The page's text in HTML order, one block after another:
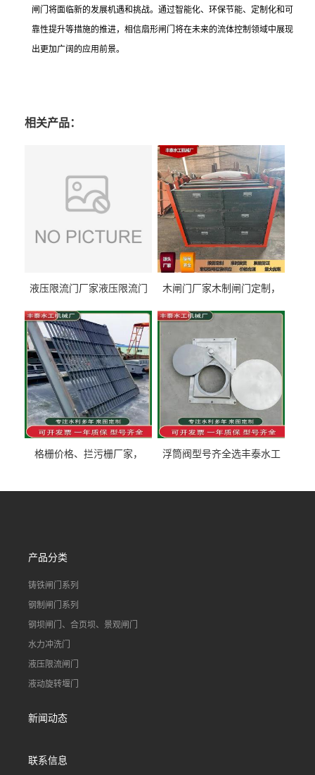
闸门将面临新的发展机遇和挑战。通过智能化、环保节能、定制化和可
靠性提升等措施的推进，相信扇形闸门将在未来的流体控制领域中展现
出更加广阔的应用前景。
相关产品：
液压限流门厂家液压限流门
泰制造
木闸门厂家木制闸门定制，
型号齐全
格栅价格、拦污栅厂家，
浮筒阀型号齐全选丰泰水工
道水库电站污水处理钢制闸
产品分类
铸铁闸门系列
钢制闸门系列
钢坝闸门、合页坝、景观闸门
水力冲洗门
液压限流闸门
液动旋转堰门
新闻动态
联系信息